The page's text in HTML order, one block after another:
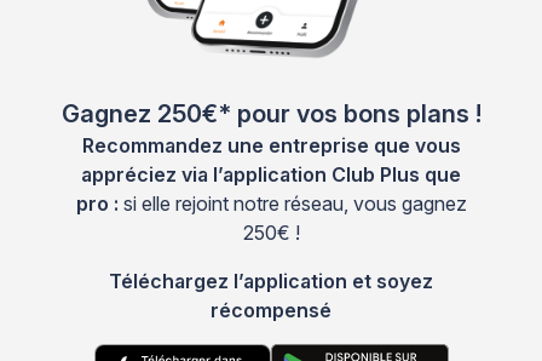
Gagnez 250€* pour vos bons plans !
Recommandez une entreprise que vous
appréciez via l’application Club Plus que
pro : si elle rejoint notre réseau, vous gagnez
250€ !
Téléchargez l’application et soyez
récompensé